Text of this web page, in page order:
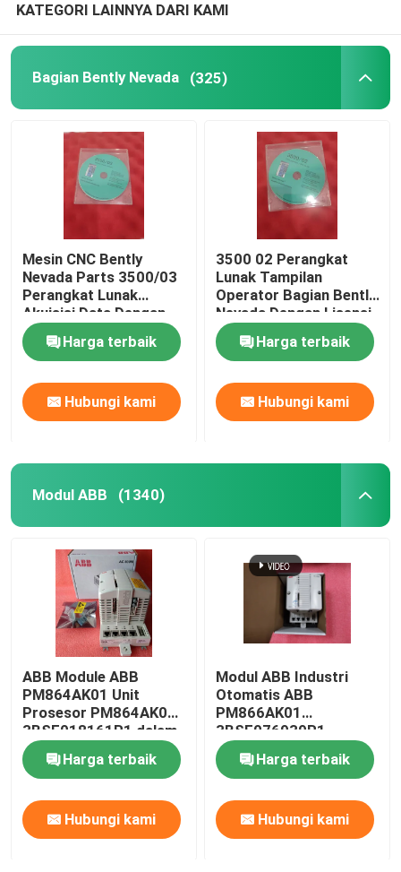
Modul Bachmann
Hima PLC
Modul BR
Suku Cadang DCS
MEGT VBM
Instrumen Venable
KATEGORI LAINNYA DARI KAMI
Bagian Bently Nevada (325)
Mesin CNC Bently
Nevada Parts 3500/03
Perangkat Lunak
Akuisisi Data Dengan
Lisensi Terkait
Harga terbaik
Hubungi kami
3500 02 Perangkat
Lunak Tampilan
Operator Bagian Bently
Nevada Dengan Lisensi
Terkait
Harga terbaik
Hubungi kami
Modul ABB (1340)
ABB Module ABB
PM864AK01 Unit
Prosesor PM864AK01
3BSE018161R1 dalam
stok
Harga terbaik
Hubungi kami
Modul ABB Industri
Otomatis ABB
PM866AK01
3BSE076939R1
Harga terbaik
Hubungi kami